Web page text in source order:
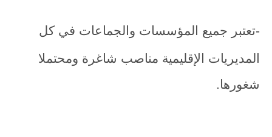
-تعتبر جميع المؤسسات والجماعات في كل
المديريات الإقليمية مناصب شاغرة ومحتملا
شغورها.